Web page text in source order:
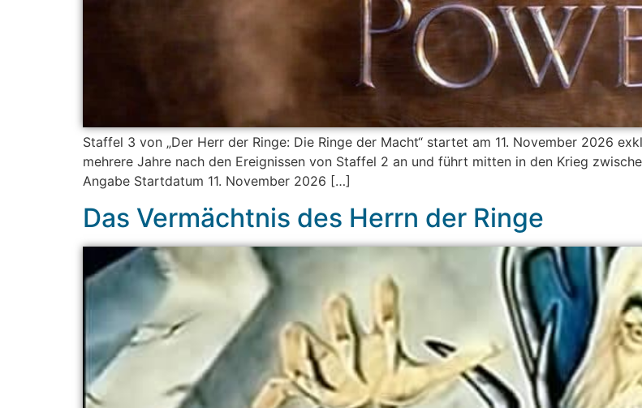
Staffel 3 von „Der Herr der Ringe: Die Ringe der Macht“ startet am 11. November 2026
mehrere Jahre nach den Ereignissen von Staffel 2 an und führt mitten in den Krieg
Angabe Startdatum 11. November 2026 […]
Das Vermächtnis des Herrn der Ringe